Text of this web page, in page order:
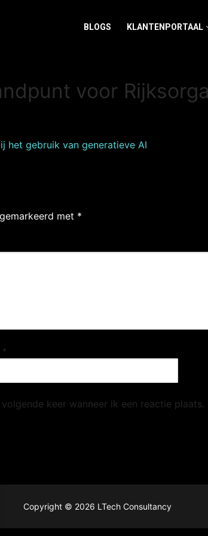
BLOGS KLANTENPORTAAL
voor
het gebruik van generatieve AI
met *
*
keer wanneer ik een reactie plaats.
Copyright © 2026 LTech Consultancy